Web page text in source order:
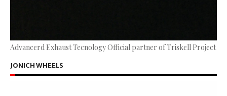
Advancerd Exhaust Tecnology Official partner of Triskell Project
JONICH WHEELS